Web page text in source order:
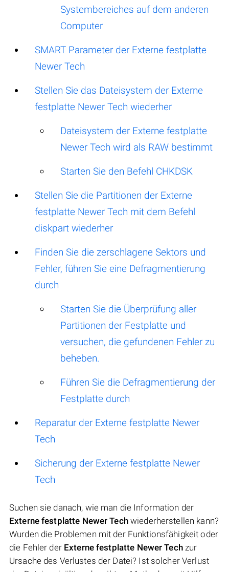
Systembereiches auf dem anderen
Computer
SMART Parameter der Externe festplatte
Newer Tech
Stellen Sie das Dateisystem der Externe
festplatte Newer Tech wiederher
Dateisystem der Externe festplatte
Newer Tech wird als RAW bestimmt
Starten Sie den Befehl CHKDSK
Stellen Sie die Partitionen der Externe
festplatte Newer Tech mit dem Befehl
diskpart wiederher
Finden Sie die zerschlagene Sektors und
Fehler, führen Sie eine Defragmentierung
durch
Starten Sie die Überprüfung aller
Partitionen der Festplatte und
versuchen, die gefundenen Fehler zu
beheben.
Führen Sie die Defragmentierung der
Festplatte durch
Reparatur der Externe festplatte Newer
Tech
Sicherung der Externe festplatte Newer
Tech
Suchen sie danach, wie man die Information der
Externe festplatte Newer Techwiederherstellen kann?
Wurden die Problemen mit der Funktionsfähigkeit oder
die Fehler der Externe festplatte Newer Techzur
Ursache des Verlustes der Datei? Ist solcher Verlust